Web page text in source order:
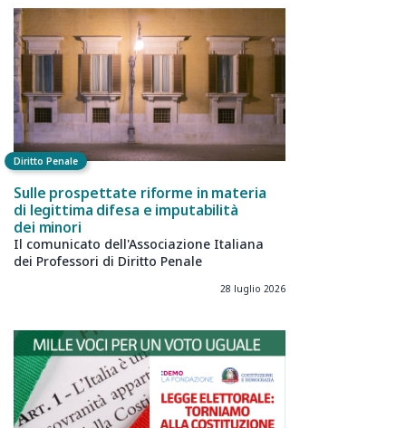
Diritto Penale
Sulle prospettate riforme in materia
di legittima difesa e imputabilità
dei minori
Il comunicato dell'Associazione Italiana
dei Professori di Diritto Penale
28 luglio 2026